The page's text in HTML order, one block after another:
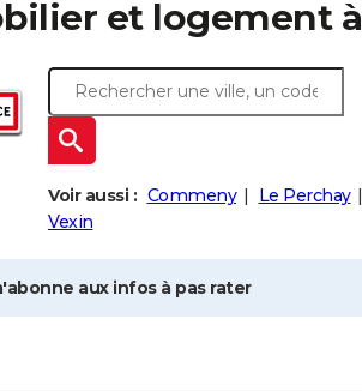
et logement à
Voir aussi : Commeny Le Perchay
Vexin
aux infos à pas rater